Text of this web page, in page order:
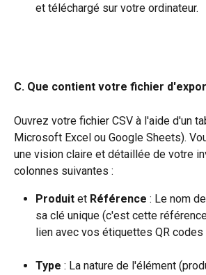
et téléchargé sur votre ordinateur.
C. Que contient votre fichier
Ouvrez votre fichier CSV à l'aide d'un
Microsoft Excel ou Google Sheets).
une vision claire et détaillée de votre
colonnes suivantes :
Produit et Référence : Le nom
sa clé unique (c'est cette
lien avec vos étiquettes QR codes
Type : La nature de l'élément